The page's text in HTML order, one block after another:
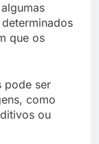
que os
pode ser
como
ou